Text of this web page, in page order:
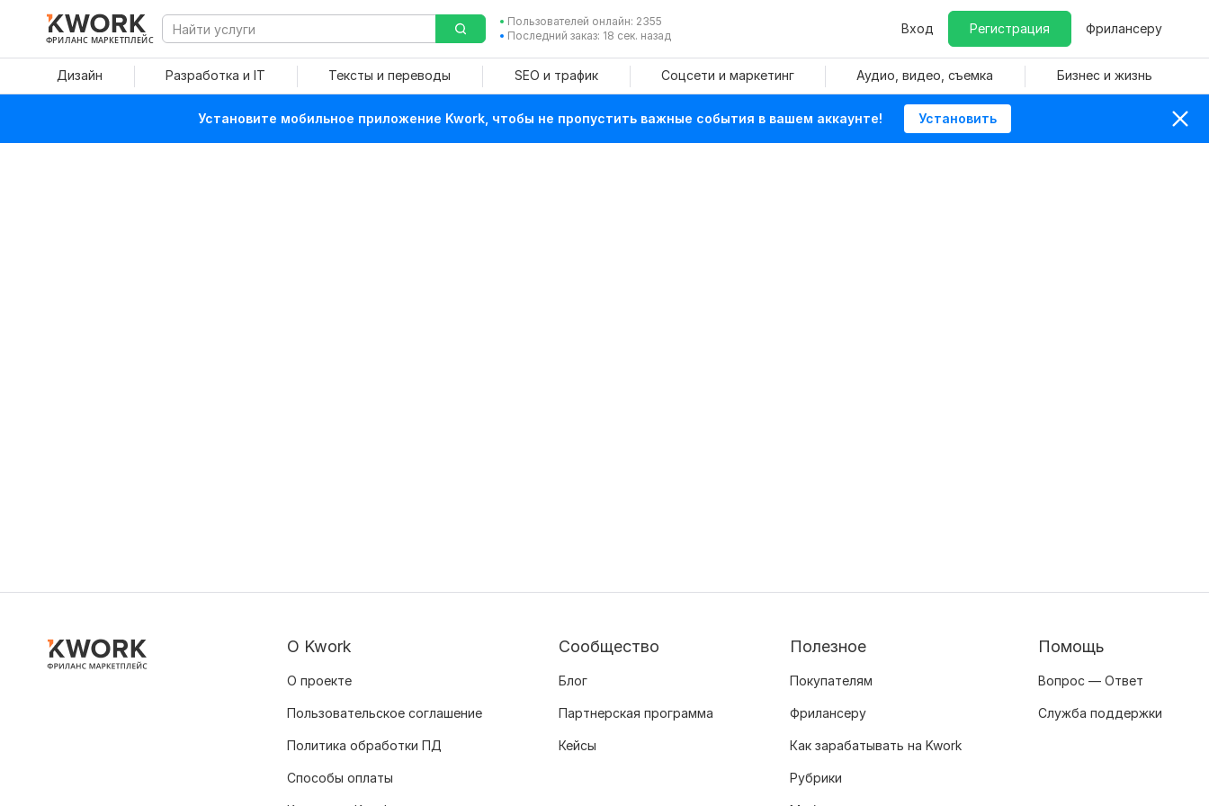
ФРИЛАНС МАРКЕТПЛЕЙС
Пользователей онлайн: 2355
Последний заказ: 18 сек. назад
Вход Регистрация Фрилансеру
Дизайн Разработка и IT Тексты и переводы SEO и трафик Соцсети и маркетинг Аудио, видео, съемка Бизнес и жизнь
Установите мобильное приложение Kwork, чтобы не пропустить важные события в вашем аккаунте! Установить
О Kwork
О проекте
Пользовательское соглашение
Политика обработки ПД
Способы оплаты
Сообщество
Блог
Партнерская программа
Кейсы
Полезное
Покупателям
Фрилансеру
Как зарабатывать на Kwork
Рубрики
Помощь
Вопрос — Ответ
Служба поддержки